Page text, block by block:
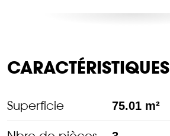
CARACTÉRISTIQUES
Superficie 75.01 m²